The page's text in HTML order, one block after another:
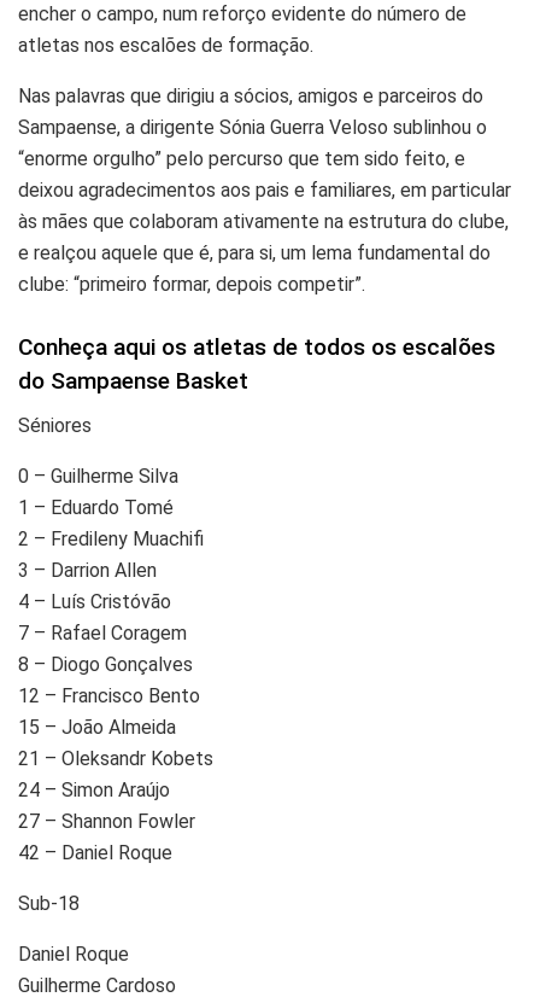
encher o campo, num reforço evidente do número de
atletas nos escalões de formação.
Nas palavras que dirigiu a sócios, amigos e parceiros do
Sampaense, a dirigente Sónia Guerra Veloso sublinhou o
“enorme orgulho” pelo percurso que tem sido feito, e
deixou agradecimentos aos pais e familiares, em particular
às mães que colaboram ativamente na estrutura do clube,
e realçou aquele que é, para si, um lema fundamental do
clube: “primeiro formar, depois competir”.
Conheça aqui os atletas de todos os escalões
do Sampaense Basket
Séniores
0 – Guilherme Silva
1 – Eduardo Tomé
2 – Fredileny Muachifi
3 – Darrion Allen
4 – Luís Cristóvão
7 – Rafael Coragem
8 – Diogo Gonçalves
12 – Francisco Bento
15 – João Almeida
21 – Oleksandr Kobets
24 – Simon Araújo
27 – Shannon Fowler
42 – Daniel Roque
Sub-18
Daniel Roque
Guilherme Cardoso